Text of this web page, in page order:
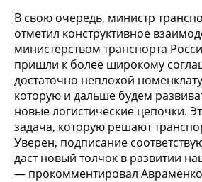
В свою очередь, министр
отметил конструктивное
министерством транспорта
пришли к более широкому
достаточно неплохой
которую и дальше будем
новые логистические цепочки.
задача, которую решают
Уверен, подписание
даст новый толчок в развитии
— прокомментировал